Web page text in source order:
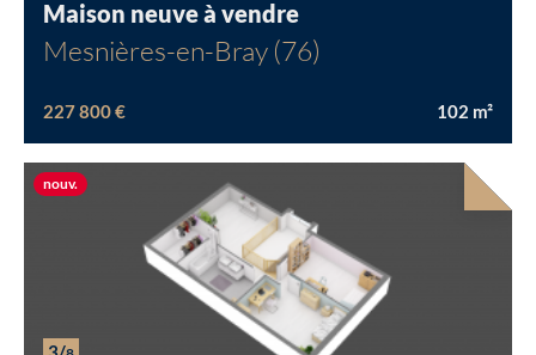
Maison neuve à vendre
Mesnières-en-Bray (76)
227 800 € 102 m²
nouv.Nouvelle offre